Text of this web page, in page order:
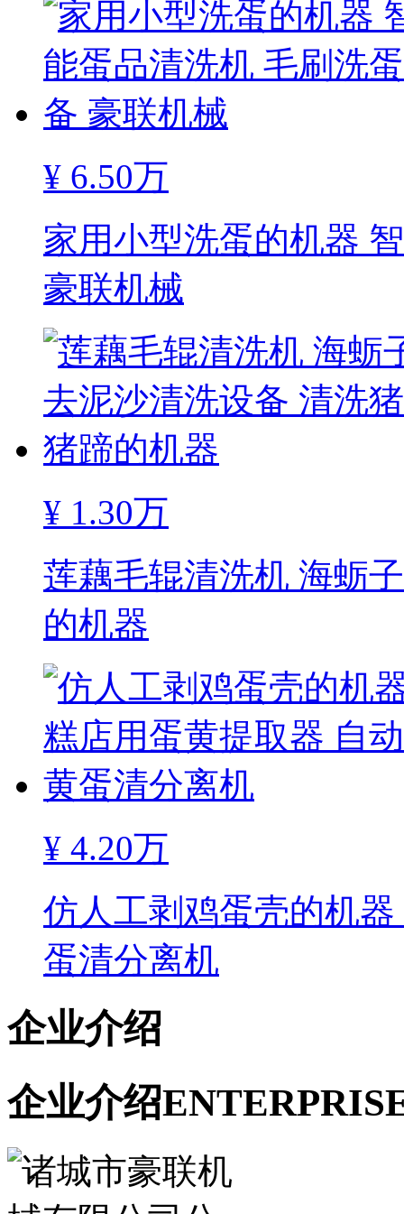
¥ 6.50万
家用小型洗蛋的机器
豪联机械
¥ 1.30万
莲藕毛辊清洗机 海蛎
的机器
¥ 4.20万
仿人工剥鸡蛋壳的机
蛋清分离机
企业介绍
企业介绍